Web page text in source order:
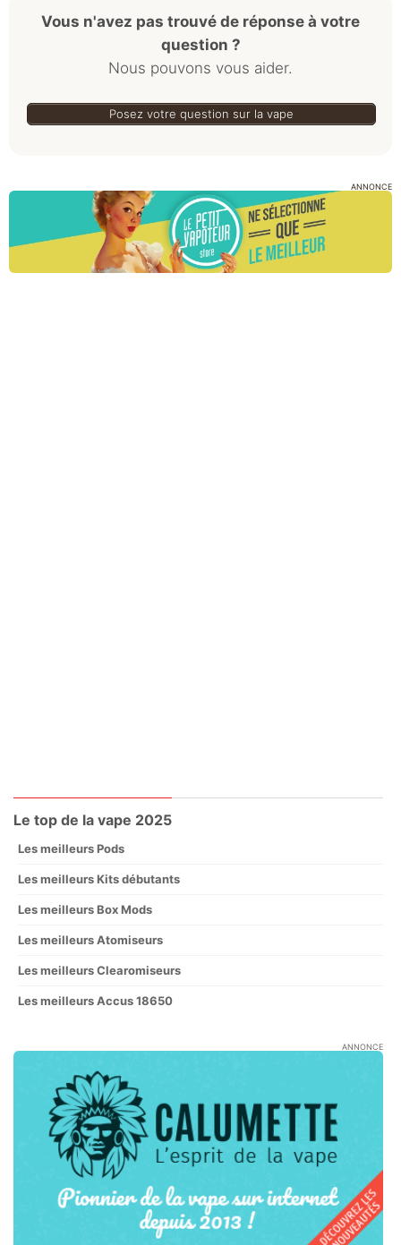
Vous n'avez pas trouvé de réponse à votre
question ?
Nous pouvons vous aider.
Posez votre question sur la vape
ANNONCE
Le top de la vape 2025
Les meilleurs Pods
Les meilleurs Kits débutants
Les meilleurs Box Mods
Les meilleurs Atomiseurs
Les meilleurs Clearomiseurs
Les meilleurs Accus 18650
ANNONCE